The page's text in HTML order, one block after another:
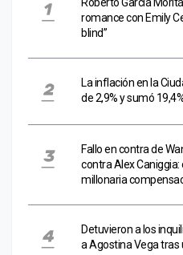
romance con Emily
blind”
La inflación en la
de 2,9% y sumó
Fallo en contra de
contra Alex
millonaria
Detuvieron a los
a Agostina Vega tras